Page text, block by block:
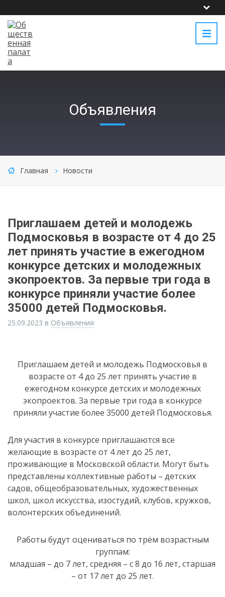
Объявления
Главная Новости
Приглашаем детей и молодежь
Подмосковья в возрасте от 4 до 25
лет принять участие в ежегодном
конкурсе детских и молодежных
экопроектов. За первые три года в
конкурсе приняли участие более
35000 детей Подмосковья.
25.09.2023 в Объявления
Приглашаем детей и молодежь Подмосковья в
возрасте от 4 до 25 лет принять участие в
ежегодном конкурсе детских и молодежных
экопроектов. За первые три года в конкурсе
приняли участие более 35000 детей Подмосковья.
Для участия в конкурсе приглашаются все
желающие в возрасте от 4 лет до 25 лет,
проживающие в Московской области. Могут быть
представлены коллективные работы – детских
садов, общеобразовательных, художественных
школ, школ искусства, изостудий, клубов, кружков,
волонтерских объединений.
Работы будут оцениваться по трём возрастным
группам:
младшая – до 7 лет, средняя – с 8 до 16 лет, старшая
– от 17 лет до 25 лет.